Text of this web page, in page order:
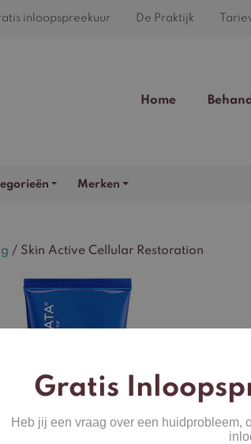
inloopspreekuur De Praktijk
Home
Merken
/ Skin Active Cellular Restoration
Gratis
Heb jij een vraag over een huidprobleem,